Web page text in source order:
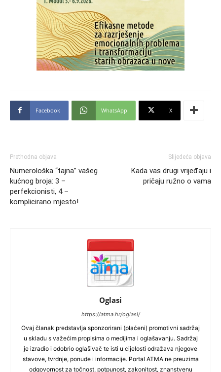
Facebook WhatsApp X
Prethodna objava
Numerološka “tajna” vašeg
kućnog broja: 3 –
perfekcionisti, 4 –
komplicirano mjesto!
Slijedeća objava
Kada vas drugi vrijeđaju i
pričaju ružno o vama
Oglasi
https://atma.hr/oglasi/
Ovaj članak predstavlja sponzorirani (plaćeni) promotivni sadržaj
u skladu s važećim propisima o medijima i oglašavanju. Sadržaj
je izradio i odobrio oglašivač te isti u cijelosti odražava njegove
stavove, tvrdnje, ponude i informacije. Portal ATMA ne preuzima
odgovornost za točnost, potpunost, zakonitost, znanstvenu